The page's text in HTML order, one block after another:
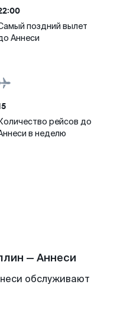
поздний вылет
Аннеси
рейсов до
в неделю
— Аннеси
обслуживают